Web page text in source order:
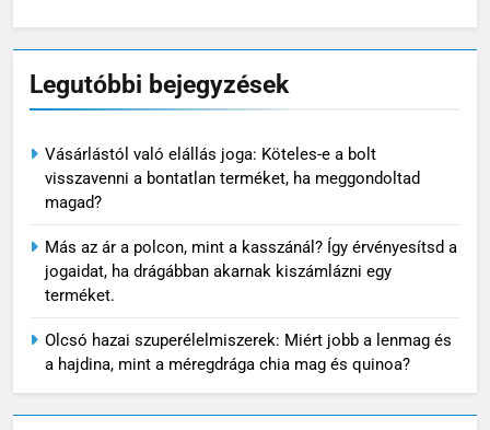
Legutóbbi bejegyzések
Vásárlástól való elállás joga: Köteles-e a bolt
visszavenni a bontatlan terméket, ha meggondoltad
magad?
Más az ár a polcon, mint a kasszánál? Így érvényesítsd a
jogaidat, ha drágábban akarnak kiszámlázni egy
terméket.
Olcsó hazai szuperélelmiszerek: Miért jobb a lenmag és
a hajdina, mint a méregdrága chia mag és quinoa?